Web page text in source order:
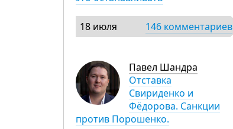
18 июля 146 комментариев
Павел Шандра
Отставка
Свириденко и
Фёдорова. Санкции
против Порошенко.